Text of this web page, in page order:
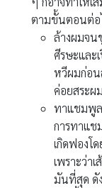
ตามขั้นตอนต่
ล้างผมจ
ศีรษะและ
หวีผมก่อน
ค่อยสระผม
ทาแชมพู
การทาแช
เกิดฟองโ
เพราะว่า
มันที่สุด ดั